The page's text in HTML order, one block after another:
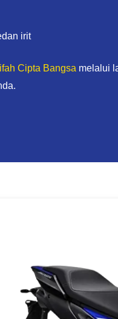
irit
Cipta Bangsa melalui